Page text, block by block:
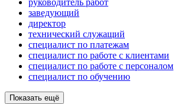
руководитель работ
заведующий
директор
технический служащий
специалист по платежам
специалист по работе с клиентами
специалист по работе с персоналом
специалист по обучению
Показать ещё